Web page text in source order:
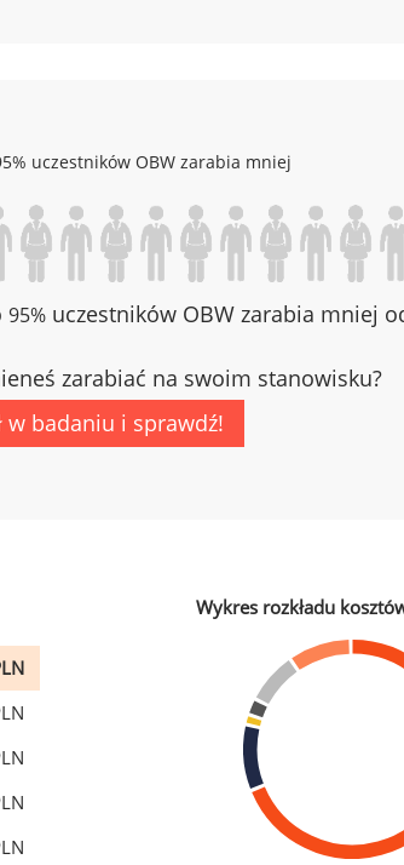
uczestników OBW zarabia mniej
95% uczestników OBW zarabia mniej
zarabiać na swoim stanowisku?
w badaniu i sprawdź!
Wykres rozkładu